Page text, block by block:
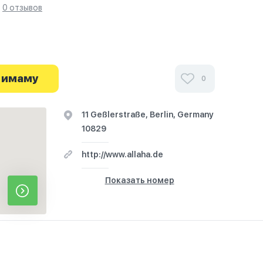
0 отзывов
посетителей Islamische Gemeinschaft
в г.Берлин на фотографиях и узнайте о часах
начинается здесь.
имаму 0
11 Geßlerstraße, Berlin, Germany
10829
http://www.allaha.de
Показать номер